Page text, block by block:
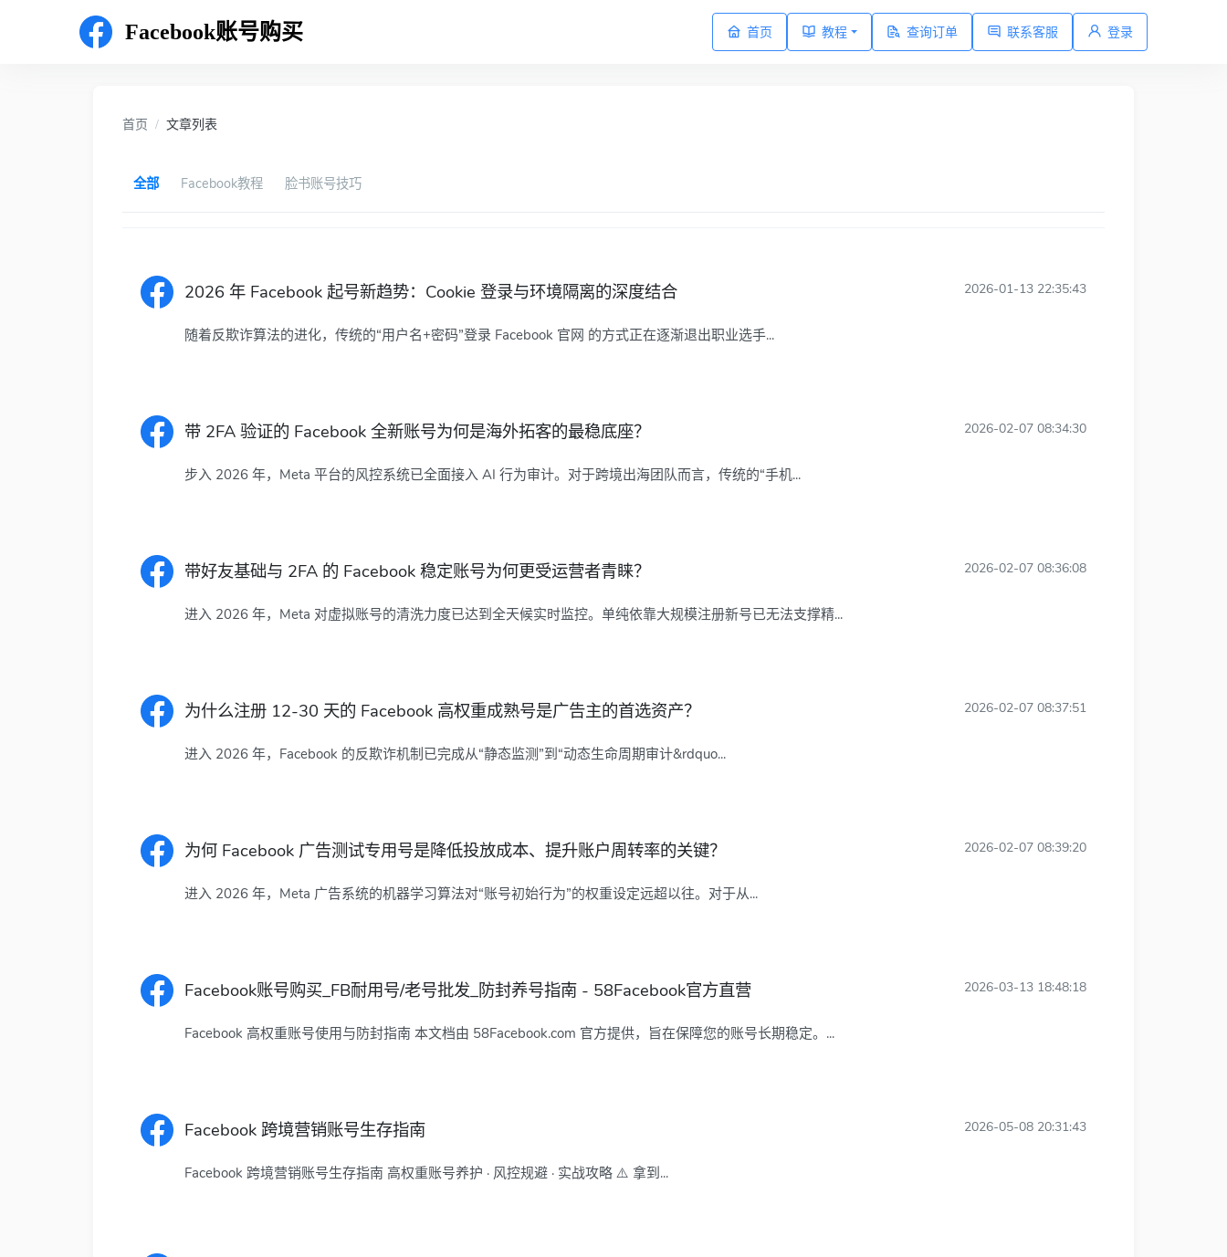
Facebook账号购买 首页 教程 查询订单 联系客服 登录
首页 文章列表
全部 Facebook教程 脸书账号技巧
2026 年 Facebook 起号新趋势：Cookie 登录与环境隔离的深度结合 2026-01-13 22:35:43
随着反欺诈算法的进化，传统的“用户名+密码”登录 Facebook 官网 的方式正在逐渐退出职业选手...
带 2FA 验证的 Facebook 全新账号为何是海外拓客的最稳底座？ 2026-02-07 08:34:30
步入 2026 年，Meta 平台的风控系统已全面接入 AI 行为审计。对于跨境出海团队而言，传统的“手机...
带好友基础与 2FA 的 Facebook 稳定账号为何更受运营者青睐？ 2026-02-07 08:36:08
进入 2026 年，Meta 对虚拟账号的清洗力度已达到全天候实时监控。单纯依靠大规模注册新号已无法支撑精...
为什么注册 12-30 天的 Facebook 高权重成熟号是广告主的首选资产？ 2026-02-07 08:37:51
进入 2026 年，Facebook 的反欺诈机制已完成从“静态监测”到“动态生命周期审计&rdquo...
为何 Facebook 广告测试专用号是降低投放成本、提升账户周转率的关键？ 2026-02-07 08:39:20
进入 2026 年，Meta 广告系统的机器学习算法对“账号初始行为”的权重设定远超以往。对于从...
Facebook账号购买_FB耐用号/老号批发_防封养号指南 - 58Facebook官方直营 2026-03-13 18:48:18
Facebook 高权重账号使用与防封指南 本文档由 58Facebook.com 官方提供，旨在保障您的账号长期稳定。...
Facebook 跨境营销账号生存指南 2026-05-08 20:31:43
Facebook 跨境营销账号生存指南 高权重账号养护 · 风控规避 · 实战攻略 ⚠️ 拿到...